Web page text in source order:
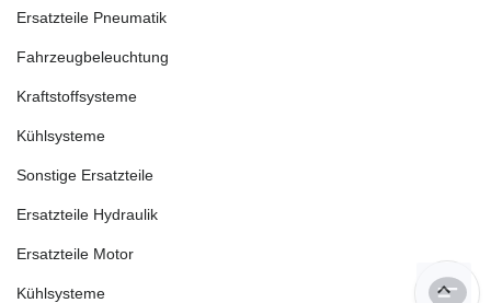
Ersatzteile Pneumatik
Fahrzeugbeleuchtung
Kraftstoffsysteme
Kühlsysteme
Sonstige Ersatzteile
Ersatzteile Hydraulik
Ersatzteile Motor
Kühlsysteme